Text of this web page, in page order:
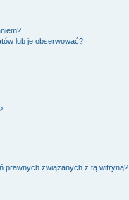
lub je obserwować?
prawnych związanych z tą witryną?